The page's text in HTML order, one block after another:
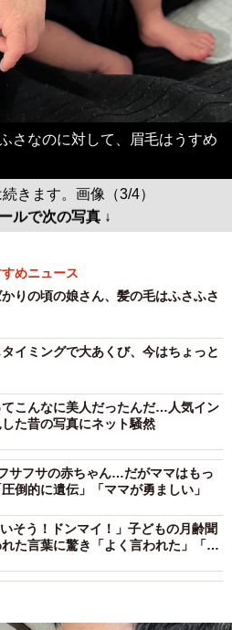
さなのに対して、眉毛はうすめ
きます。画像（3/4）
ルで次の写真 ↓
めニュース
かりの頃の娘さん、髪の毛はふさふさ
タイミングで大あくび、今はちょっと
こんなに美人だったんだ…人気イン
た昔の写真にネット騒然
サフサの赤ちゃん…だがママはもっ
倒的に遺伝」「ママが勇ましい」
そう！ドンマイ！」子どもの月齢聞
た言葉に驚き「よく言われた」「デ